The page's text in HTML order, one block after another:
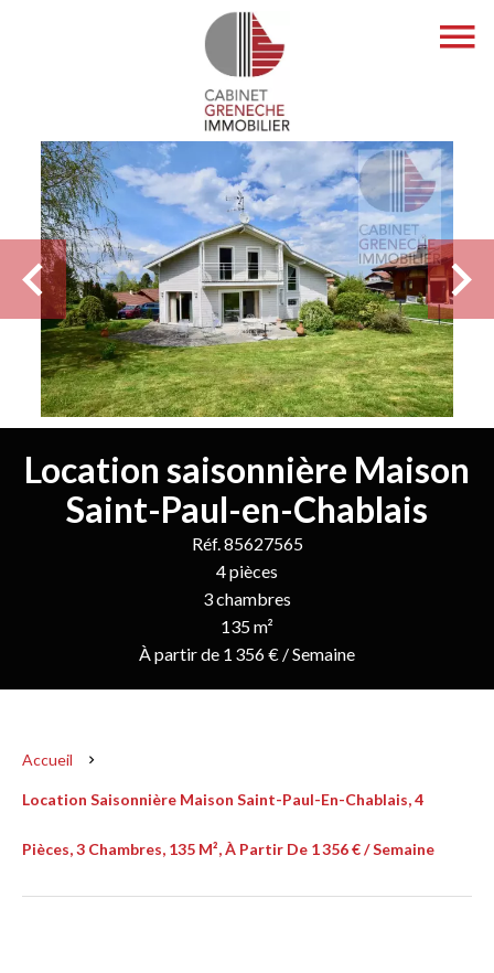
Location saisonnière Maison
Saint-Paul-en-Chablais
Réf. 85627565
4 pièces
3 chambres
135 m²
À partir de 1 356 € / Semaine
Accueil
Location Saisonnière Maison Saint-Paul-En-Chablais, 4
Pièces, 3 Chambres, 135 M², À Partir De 1 356 € / Semaine